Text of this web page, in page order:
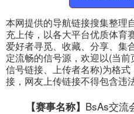
本网提供的导航链接搜集整理
充上传，以各大平台优质体育
爱好者寻觅、收藏、分享、集
定流畅的信号源，欢迎以(当
信号链接、上传者名称)为格
接，网友上传链接不得包含违
【赛事名称】 BsAs交流